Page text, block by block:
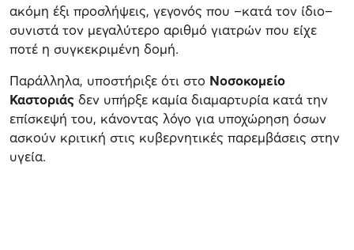
ακόμη έξι προσλήψεις, γεγονός που –κατά τον ίδιο–
συνιστά τον μεγαλύτερο αριθμό γιατρών που είχε
ποτέ η συγκεκριμένη δομή.
Παράλληλα, υποστήριξε ότι στο Νοσοκομείο
Καστοριάς δεν υπήρξε καμία διαμαρτυρία κατά την
επίσκεψή του, κάνοντας λόγο για υποχώρηση όσων
ασκούν κριτική στις κυβερνητικές παρεμβάσεις στην
υγεία.